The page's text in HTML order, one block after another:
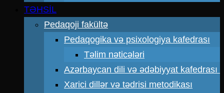
TƏHSİL
Pedaqoji fakültə
Pedaqogika və psixologiya kafedrası
Təlim nəticələri
Azərbaycan dili və ədəbiyyat kafedrası
Xarici dillər və tədrisi metodikası